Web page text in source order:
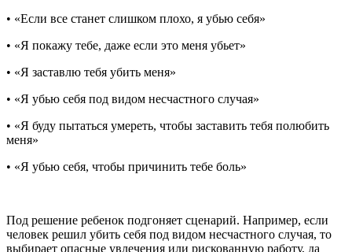
• «Если все станет слишком плохо, я убью себя»
• «Я покажу тебе, даже если это меня убьет»
• «Я заставлю тебя убить меня»
• «Я убью себя под видом несчастного случая»
• «Я буду пытаться умереть, чтобы заставить тебя полюбить
меня»
• «Я убью себя, чтобы причинить тебе боль»
Под решение ребенок подгоняет сценарий. Например, если
человек решил убить себя под видом несчастного случая, то
выбирает опасные увлечения или рискованную работу, да